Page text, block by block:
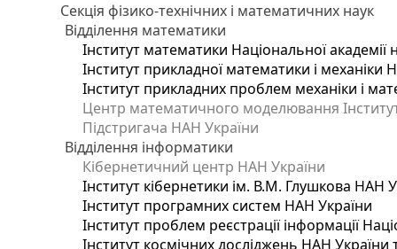
Секція фізико-технічних і математичних наук
Відділення математики
Інститут математики Національної академії
Інститут прикладної математики і механіки
Інститут прикладних проблем механіки і
Центр математичного моделювання
Підстригача НАН України
Відділення інформатики
Кібернетичний центр НАН України
Інститут кібернетики ім. В.М. Глушкова НАН
Інститут програмних систем НАН України
Інститут проблем реєстрації інформації
Інститут космічних досліджень НАН України